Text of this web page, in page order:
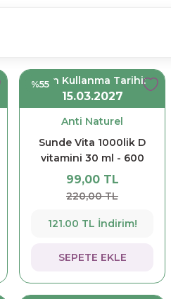
%55Son Kullanma Tarihi:
15.03.2027
Anti Naturel
Sunde Vita 1000lik D
vitamini 30 ml - 600
Damla
99,00 TL
220,00 TL
121.00 TL İndirim!
SEPETE EKLE